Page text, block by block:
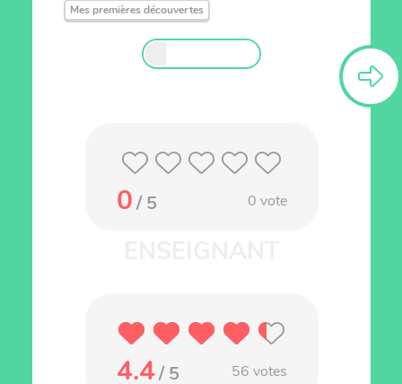
Mes premières découvertes
0/ 5 0 vote
4.4/ 5 56 votes